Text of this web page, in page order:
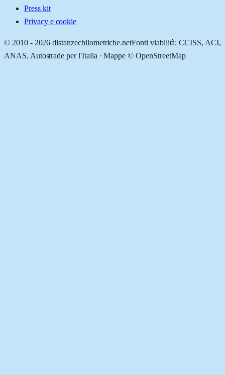
Press kit
Privacy e cookie
© 2010 - 2026 distanzechilometriche.netFonti viabilità: CCISS, ACI,
ANAS, Autostrade per l'Italia · Mappe © OpenStreetMap